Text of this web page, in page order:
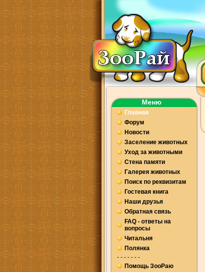
Меню
Главная
Форум
Новости
Заселение животных
Уход за животными
Стена памяти
Галерея животных
Поиск по реквизитам
Гостевая книга
Наши друзья
Обратная связь
FAQ - ответы на
вопросы
Читальня
Полянка
- - - - - - -
Помощь ЗооРаю